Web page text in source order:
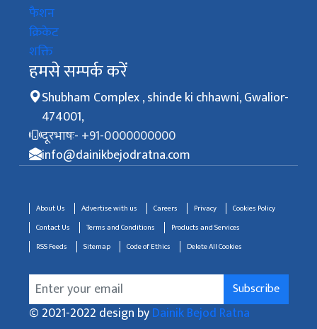
फैशन
क्रिकेट
शक्ति
हमसे सम्पर्क करें
Shubham Complex , shinde ki chhawni, Gwalior-
474001,
दूरभाषः- +91-0000000000
info@dainikbejodratna.com
About Us Advertise with us Careers Privacy
Cookies Policy
Contact Us
Terms and Conditions
Products and Services
RSS Feeds
Sitemap Code of Ethics Delete All Cookies
Subscribe
© 2021-2022 design byDainik Bejod Ratna